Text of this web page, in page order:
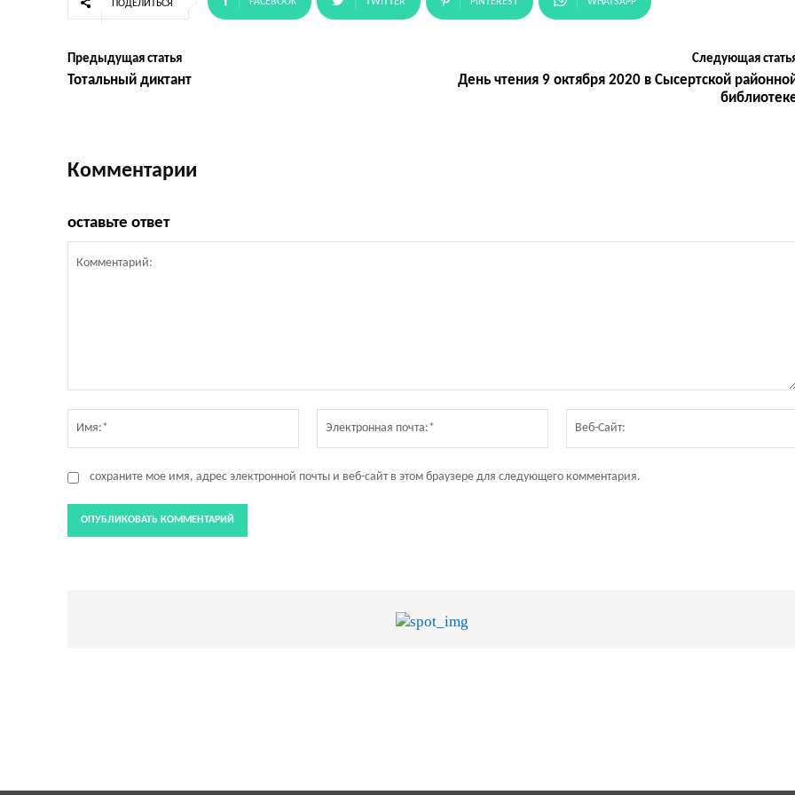
ПОДЕЛИТЬСЯ
Предыдущая статья
Тотальный диктант
Следующая
День чтения 9 октября 2020 в Сысертской
Комментарии
оставьте ответ
почта:*
сохраните мое имя, адрес электронной почты и веб-сайт в этом браузере для следующего комментария.